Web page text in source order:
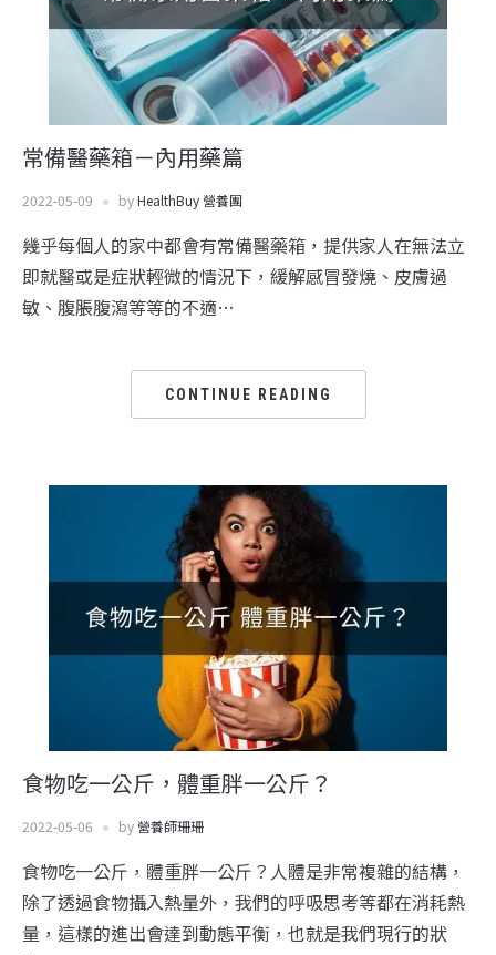
常備醫藥箱－內用藥篇
2022-05-09 byHealthBuy 營養團
幾乎每個人的家中都會有常備醫藥箱，提供家人在無法立
即就醫或是症狀輕微的情況下，緩解感冒發燒、皮膚過
敏、腹脹腹瀉等等的不適…
CONTINUE READING
食物吃一公斤，體重胖一公斤？
2022-05-06 by營養師珊珊
食物吃一公斤，體重胖一公斤？人體是非常複雜的結構，
除了透過食物攝入熱量外，我們的呼吸思考等都在消耗熱
量，這樣的進出會達到動態平衡，也就是我們現行的狀